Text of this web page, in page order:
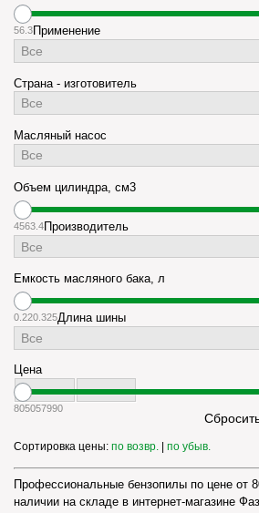
56.3 Применение
Страна - изготовитель
Масляный насос
Объем цилиндра, см3
4563.4 Производитель
Емкость масляного бака, л
0.220.325Длина шины
Цена
805057990
Сортировка цены: по возвр. по убыв.
Профессиональные бензопилы по цене от
наличии на складе в интернет-магазине